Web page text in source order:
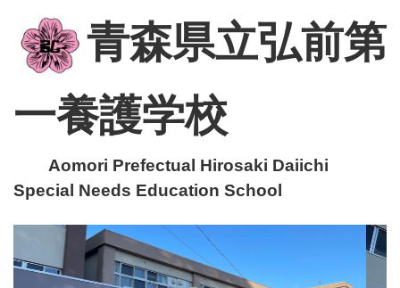
青森県立弘前第
一養護学校
Aomori Prefectual Hirosaki Daiichi
Special Needs Education School
r
e